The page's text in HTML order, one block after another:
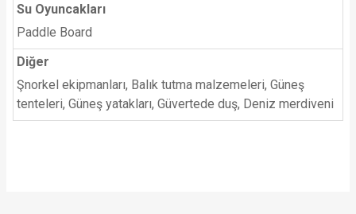
Su Oyuncakları
Paddle Board
Diğer
Şnorkel ekipmanları, Balık tutma malzemeleri, Güneş
tenteleri, Güneş yatakları, Güvertede duş, Deniz merdiveni